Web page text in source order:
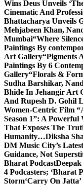
Wins Deus Unveils
Cinematic And
Bhattacharya Unveils
Mehjabeen Khan,
Mumbai“Where
Paintings By
Art Gallery“Pigments
Paintings By 6
Gallery“Florals &
Sudha Barshikar,
Bhide In Jehangir Art
And Rupesh D. Gohil
Women-Centric Film
Season 1”: A
That Exposes The
Humanity…Diksha
DM Music City’s
Guidance, Not
Bharat Podcast
4 Podcasters; ‘Bharat
Storm‘Carry On